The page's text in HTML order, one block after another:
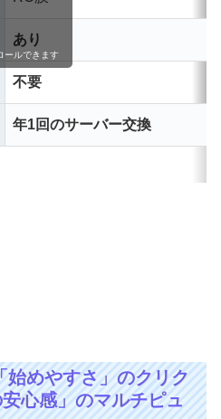
あり
不要
年1回のサーバー交換
ールできます
始めやすさ」のクリク
心感」のマルチピュ